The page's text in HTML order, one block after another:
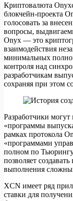
Криптовалюта
блокчейн-проекта
голосовать за
вопросы,
Onyx — это
взаимодействия
минимальных
контроля над
разработчикам
сохраняя при этом
Разработчики могут
«программы
рамках протокола
«программами
полном по
позволяет
выполнения
XCN имеет ряд
ставки для